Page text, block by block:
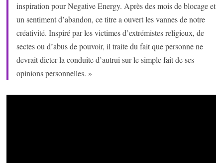
inspiration pour Negative Energy. Après des mois de blocage et
un sentiment d’abandon, ce titre a ouvert les vannes de notre
créativité. Inspiré par les victimes d’extrémistes religieux, de
sectes ou d’abus de pouvoir, il traite du fait que personne ne
devrait dicter la conduite d’autrui sur le simple fait de ses
opinions personnelles. »